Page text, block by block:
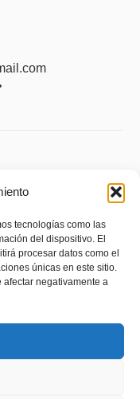
tecnologías como las
del dispositivo. El
procesar datos como el
únicas en este sitio.
afectar negativamente a
(UE)